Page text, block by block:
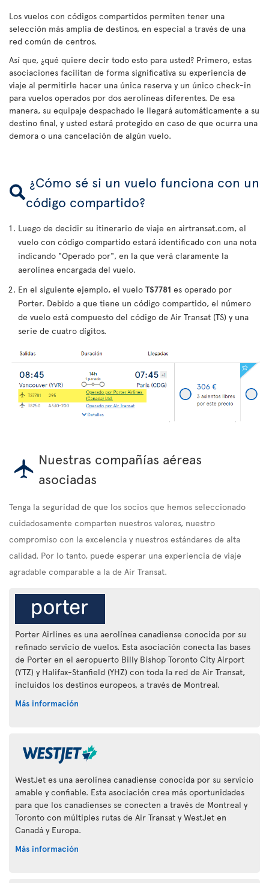
Los vuelos con códigos compartidos permiten tener una
selección más amplia de destinos, en especial a través de una
red común de centros.
Así que, ¿qué quiere decir todo esto para usted? Primero, estas
asociaciones facilitan de forma significativa su experiencia de
viaje al permitirle hacer una única reserva y un único check-in
para vuelos operados por dos aerolíneas diferentes. De esa
manera, su equipaje despachado le llegará automáticamente a su
destino final, y usted estará protegido en caso de que ocurra una
demora o una cancelación de algún vuelo.
¿Cómo sé si un vuelo funciona con un
código compartido?
Luego de decidir su itinerario de viaje en airtransat.com, el
vuelo con código compartido estará identificado con una nota
indicando "Operado por", en la que verá claramente la
aerolínea encargada del vuelo.
En el siguiente ejemplo, el vuelo TS7781 es operado por
Porter. Debido a que tiene un código compartido, el número
de vuelo está compuesto del código de Air Transat (TS) y una
serie de cuatro dígitos.
Nuestras compañías aéreas
asociadas
Tenga la seguridad de que los socios que hemos seleccionado
cuidadosamente comparten nuestros valores, nuestro
compromiso con la excelencia y nuestros estándares de alta
calidad. Por lo tanto, puede esperar una experiencia de viaje
agradable comparable a la de Air Transat.
Porter Airlines es una aerolínea canadiense conocida por su
refinado servicio de vuelos. Esta asociación conecta las bases
de Porter en el aeropuerto Billy Bishop Toronto City Airport
(YTZ) y Halifax-Stanfield (YHZ) con toda la red de Air Transat,
incluidos los destinos europeos, a través de Montreal.
Más información
WestJet es una aerolínea canadiense conocida por su servicio
amable y confiable. Esta asociación crea más oportunidades
para que los canadienses se conecten a través de Montreal y
Toronto con múltiples rutas de Air Transat y WestJet en
Canadá y Europa.
Más información